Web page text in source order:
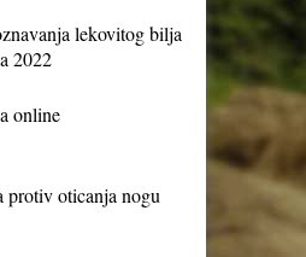
lekovitog bilja
2022
online
protiv oticanja nogu